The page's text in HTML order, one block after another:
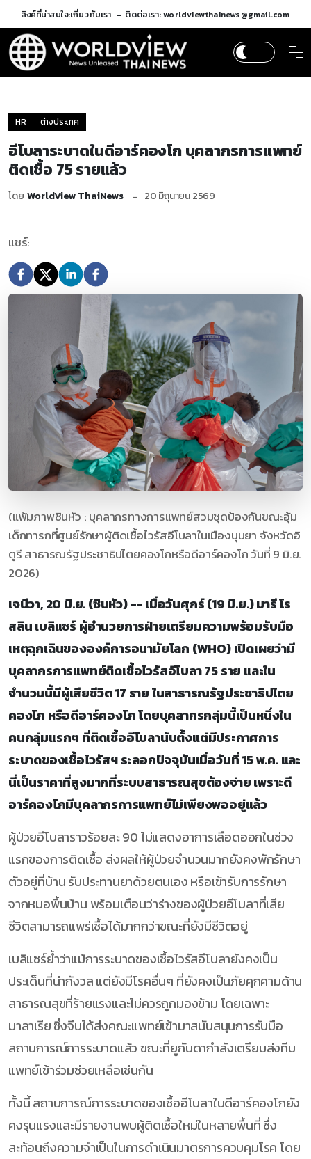
ลิงค์ที่น่าสนใจ:เกี่ยวกับเรา ติดต่อเรา: worldviewthainews@gmail.com
HR ต่างประเทศ
อีโบลาระบาดในดีอาร์คองโก บุคลากรการแพทย์
ติดเชื้อ 75 รายแล้ว
โดย WorldView ThaiNews 20 มิถุนายน 2569
แชร์:
(แฟ้มภาพซินหัว : บุคลากรทางการแพทย์สวมชุดป้องกันขณะอุ้ม
เด็กทารกที่ศูนย์รักษาผู้ติดเชื้อไวรัสอีโบลาในเมืองบุนยา จังหวัดอิ
ตูรี สาธารณรัฐประชาธิปไตยคองโกหรือดีอาร์คองโก วันที่ 9 มิ.ย.
2026)
เจนีวา, 20 มิ.ย. (ซินหัว) -- เมื่อวันศุกร์ (19 มิ.ย.) มารี โร
สลิน เบลิแซร์ ผู้อำนวยการฝ่ายเตรียมความพร้อมรับมือ
เหตุฉุกเฉินขององค์การอนามัยโลก (WHO) เปิดเผยว่ามี
บุคลากรการแพทย์ติดเชื้อไวรัสอีโบลา 75 ราย และใน
จำนวนนี้มีผู้เสียชีวิต 17 ราย ในสาธารณรัฐประชาธิปไตย
คองโก หรือดีอาร์คองโก โดยบุคลากรกลุ่มนี้เป็นหนึ่งใน
คนกลุ่มแรกๆ ที่ติดเชื้ออีโบลานับตั้งแต่มีประกาศการ
ระบาดของเชื้อไวรัสฯ ระลอกปัจจุบันเมื่อวันที่ 15 พ.ค. และ
นี่เป็นราคาที่สูงมากที่ระบบสาธารณสุขต้องจ่าย เพราะดี
อาร์คองโกมีบุคลากรการแพทย์ไม่เพียงพออยู่แล้ว
ผู้ป่วยอีโบลาราวร้อยละ 90 ไม่แสดงอาการเลือดออกในช่วง
แรกของการติดเชื้อ ส่งผลให้ผู้ป่วยจำนวนมากยังคงพักรักษา
ตัวอยู่ที่บ้าน รับประทานยาด้วยตนเอง หรือเข้ารับการรักษา
จากหมอพื้นบ้าน พร้อมเตือนว่าร่างของผู้ป่วยอีโบลาที่เสีย
ชีวิตสามารถแพร่เชื้อได้มากกว่าขณะที่ยังมีชีวิตอยู่
เบลิแซร์ย้ำว่าแม้การระบาดของเชื้อไวรัสอีโบลายังคงเป็น
ประเด็นที่น่ากังวล แต่ยังมีโรคอื่นๆ ที่ยังคงเป็นภัยคุกคามด้าน
สาธารณสุขที่ร้ายแรงและไม่ควรถูกมองข้าม โดยเฉพาะ
มาลาเรีย ซึ่งจีนได้ส่งคณะแพทย์เข้ามาสนับสนุนการรับมือ
สถานการณ์การระบาดแล้ว ขณะที่ยูกันดากำลังเตรียมส่งทีม
แพทย์เข้าร่วมช่วยเหลือเช่นกัน
ทั้งนี้ สถานการณ์การระบาดของเชื้ออีโบลาในดีอาร์คองโกยัง
คงรุนแรงและมีรายงานพบผู้ติดเชื้อใหม่ในหลายพื้นที่ ซึ่ง
สะท้อนถึงความจำเป็นในการดำเนินมาตรการควบคุมโรค โดย